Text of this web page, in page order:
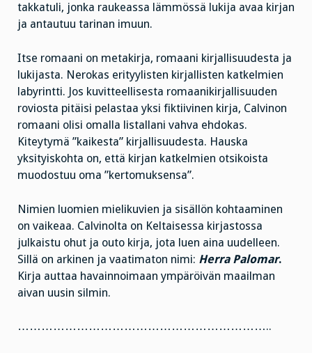
takkatuli, jonka raukeassa lämmössä lukija avaa kirjan
ja antautuu tarinan imuun.
Itse romaani on metakirja, romaani kirjallisuudesta ja
lukijasta. Nerokas erityylisten kirjallisten katkelmien
labyrintti. Jos kuvitteellisesta romaanikirjallisuuden
roviosta pitäisi pelastaa yksi fiktiivinen kirja, Calvinon
romaani olisi omalla listallani vahva ehdokas.
Kiteytymä ”kaikesta” kirjallisuudesta. Hauska
yksityiskohta on, että kirjan katkelmien otsikoista
muodostuu oma ”kertomuksensa”.
Nimien luomien mielikuvien ja sisällön kohtaaminen
on vaikeaa. Calvinolta on Keltaisessa kirjastossa
julkaistu ohut ja outo kirja, jota luen aina uudelleen.
Sillä on arkinen ja vaatimaton nimi: Herra Palomar.
Kirja auttaa havainnoimaan ympäröivän maailman
aivan uusin silmin.
………………………………………………………..